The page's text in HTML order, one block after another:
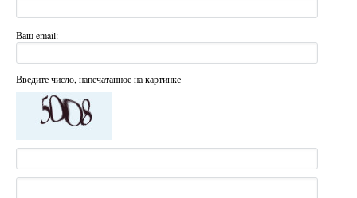
Ваш email:
Введите число, напечатанное на картинке